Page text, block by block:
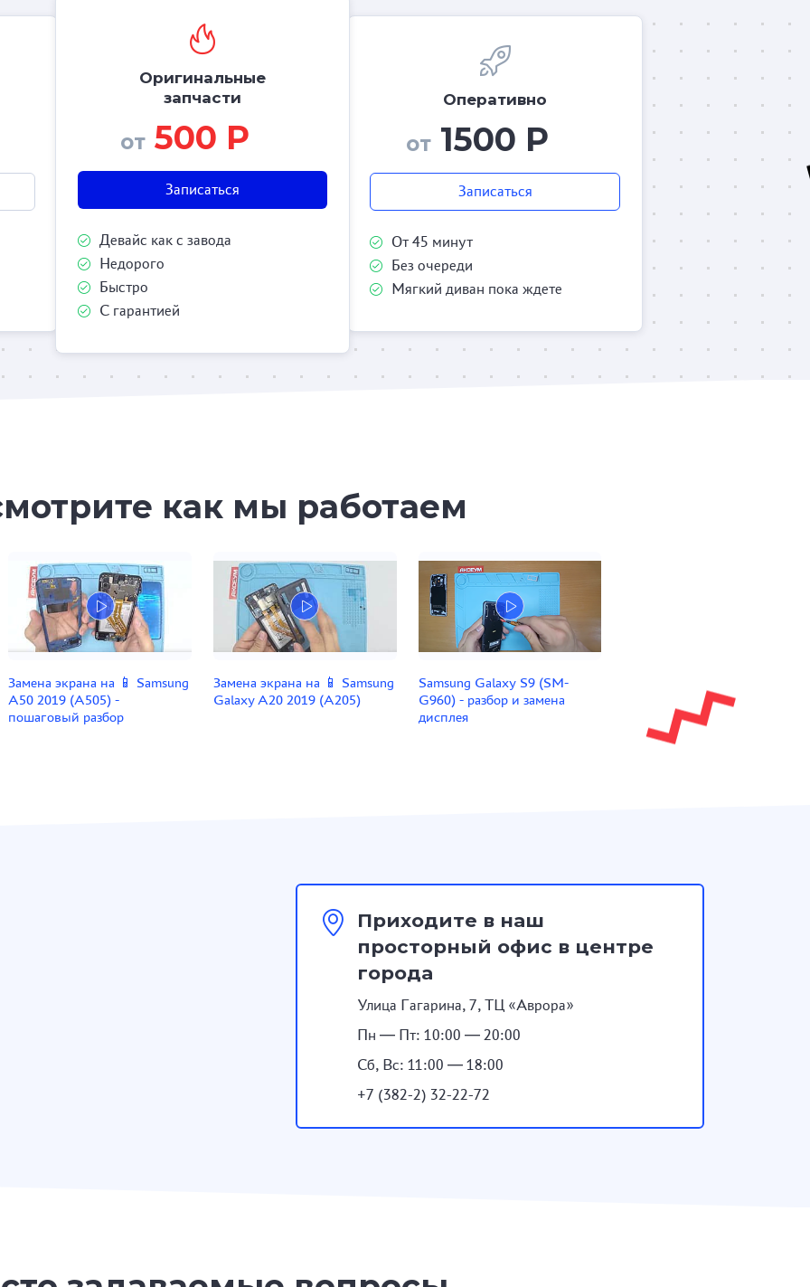
Оригинальные
запчасти
от500 Р
Записаться
Девайс как с завода
Недорого
Быстро
С гарантией
Оперативно
от1500 Р
Записаться
От 45 минут
Без очереди
Мягкий диван пока ждете
как мы работаем
Замена экрана на 📱 Samsung
A50 2019 (A505) -
пошаговый разбор
Замена экрана на 📱 Samsung
Galaxy A20 2019 (A205)
Samsung Galaxy S9 (SM-
G960) - разбор и замена
дисплея
Приходите в наш
просторный офис в центре
города
Улица Гагарина, 7, ТЦ «Аврора»
Пн — Пт: 10:00 — 20:00
Сб, Вс: 11:00 — 18:00
+7 (382-2) 32-22-72